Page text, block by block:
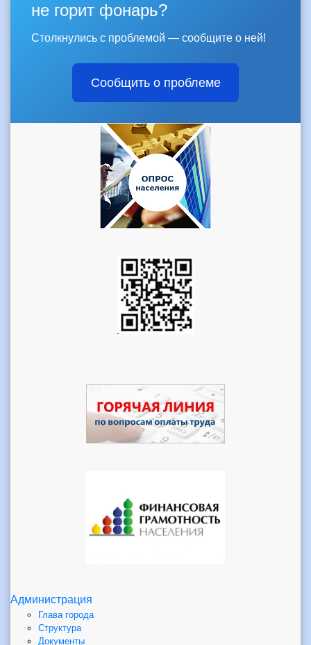
не горит фонарь?
Столкнулись с проблемой — сообщите о ней!
Сообщить о проблеме
Администрация
Глава города
Структура
Документы